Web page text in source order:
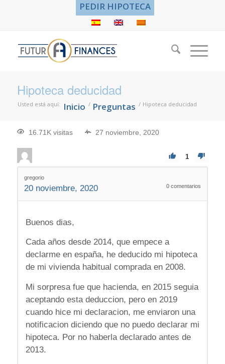
PEDIR HIPOTECA
Hipoteca deducidad
Usted está aquí: Inicio / Preguntas / Hipoteca deducidad
16.71K visitas 27 noviembre, 2020
1
gregorio
20 noviembre, 2020 0 comentarios
Buenos dias,
Cada años desde 2014, que empece a
declarme en españa, he deducido mi hipoteca
de mi vivienda habitual comprada en 2008.
Mi sorpresa fue que hacienda, en 2015 seguia
aceptando esta deduccion, pero en 2019
cuando hice mi declaracion, me enviaron una
notificacion diciendo que no puedo declarar mi
hipoteca. Por no haberla declarado antes de
2013.